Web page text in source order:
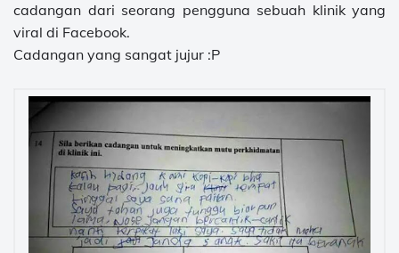
cadangan dari seorang pengguna sebuah klinik yang
viral di Facebook.
Cadangan yang sangat jujur :P